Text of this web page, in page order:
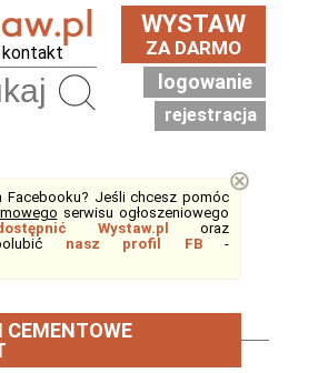
kontakt
WYSTAW
ZA DARMO
logowanie
rejestracja
Facebooku? Jeśli chcesz pomóc
serwisu ogłoszeniowego
Wystaw.pl
oraz
nasz profil FB-
⊗
CEMENTOWE